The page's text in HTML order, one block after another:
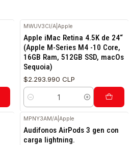
MWUV3CI/A |Apple
Apple iMac Retina 4.5K de 24“
(Apple M-Series M4 -10 Core,
16GB Ram, 512GB SSD, macOs
Sequoia)
$2.293.990 CLP
Cantidad
MPNY3AM/A |Apple
Audifonos AirPods 3 gen con
carga lightning.